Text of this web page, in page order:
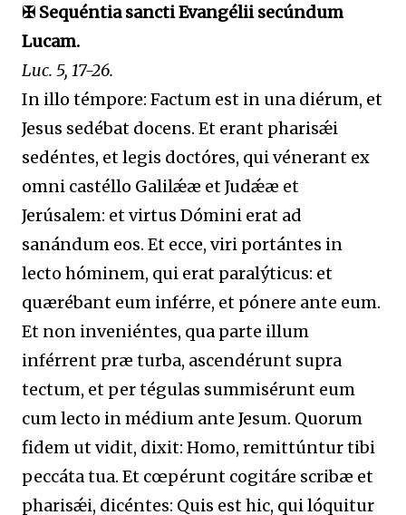
✠ Sequéntia sancti Evangélii secúndum
Lucam.
Luc. 5, 17-26.
In illo témpore: Factum est in una diérum, et
Jesus sedébat docens. Et erant pharisǽi
sedéntes, et legis doctóres, qui vénerant ex
omni castéllo Galilǽæ et Judǽæ et
Jerúsalem: et virtus Dómini erat ad
sanándum eos. Et ecce, viri portántes in
lecto hóminem, qui erat paralýticus: et
quærébant eum inférre, et pónere ante eum.
Et non inveniéntes, qua parte illum
inférrent præ turba, ascendérunt supra
tectum, et per tégulas summisérunt eum
cum lecto in médium ante Jesum. Quorum
fidem ut vidit, dixit: Homo, remittúntur tibi
peccáta tua. Et cœpérunt cogitáre scribæ et
pharisǽi, dicéntes: Quis est hic, qui lóquitur